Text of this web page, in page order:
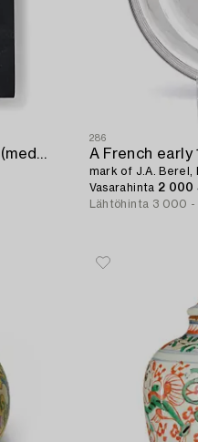
A medallion by Carl Johan Wikman (medal engraver in Stockholm and Avesta 1751-91) dated 1756.
286
A French
mark of J.A. Berel,
Vasarahinta 2 000
Lähtöhinta 3 000 -